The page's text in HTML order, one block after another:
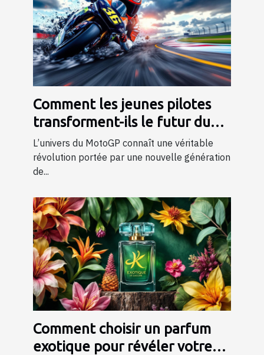
Comment les jeunes pilotes
transforment-ils le futur du
MotoGP ?
L’univers du MotoGP connaît une véritable
révolution portée par une nouvelle génération
de...
Comment choisir un parfum
exotique pour révéler votre